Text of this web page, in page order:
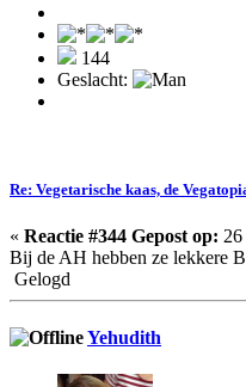
144
Geslacht:
Re: Vegetarische kaas, de
« Reactie #344 Gepost op:
Bij de AH hebben ze lekkere
Gelogd
Yehudith